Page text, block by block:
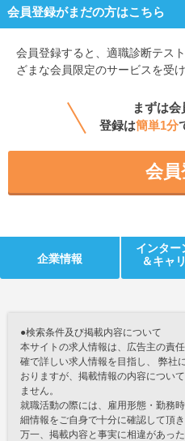
会員登録がまだの方はこちら
会員登録すると、 適職診断テス
ざまな会員限定のサービスを受
まずは会
登録は簡単1分
会
企業情報
インター
＆キャ
●検索条件及び掲載内容について
本サイトの求人情報は、広告主の責
確で詳しい求人情報を目指し、 弊社
おりますが、掲載情報の内容につい
ません。
就職活動の際には、雇用形態・勤務
細情報をご自身で十分に確認して頂
万一、掲載内容と事実に相違があっ